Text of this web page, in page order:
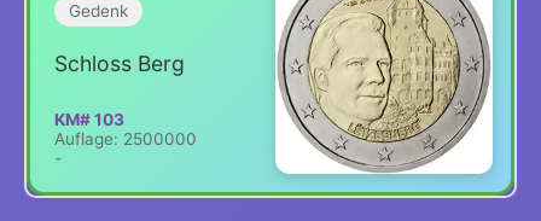
Gedenk
Schloss Berg
KM# 103
Auflage: 2500000
-